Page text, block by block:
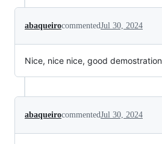
abaqueirocommentedJul 30, 2024
Nice, nice nice, good
abaqueirocommentedJul 30, 2024